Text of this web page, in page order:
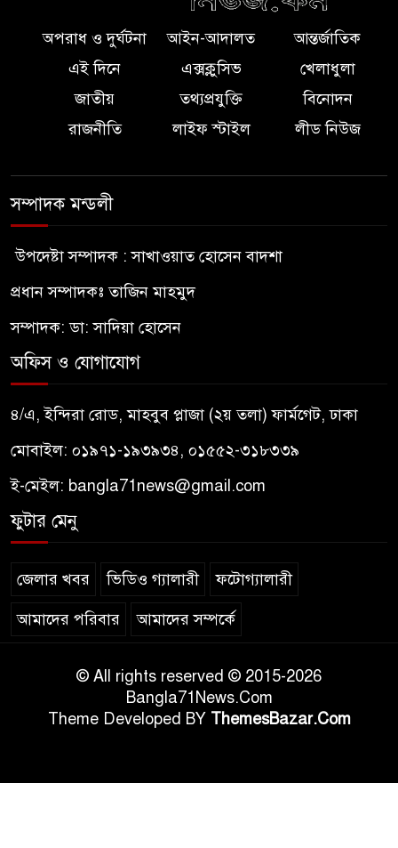
অপরাধ ও দুর্ঘটনা আইন-আদালত
আন্তর্জাতিক
এই দিনে
এক্সক্লুসিভ
খেলাধুলা
জাতীয়
তথ্যপ্রযুক্তি
বিনোদন
রাজনীতি
লাইফ স্টাইল লীড নিউজ
সম্পাদক মন্ডলী
উপদেষ্টা সম্পাদক : সাখাওয়াত হোসেন বাদশা
প্রধান সম্পাদকঃ তাজিন মাহমুদ
সম্পাদক: ডা: সাদিয়া হোসেন
অফিস ও যোগাযোগ
৪/এ, ইন্দিরা রোড, মাহবুব প্লাজা (২য় তলা) ফার্মগেট, ঢাকা
মোবাইল: ০১৯৭১-১৯৩৯৩৪, ০১৫৫২-৩১৮৩৩৯
ই-মেইল: bangla71news@gmail.com
ফুটার মেনু
জেলার খবর ভিডিও গ্যালারী ফটোগ্যালারী
আমাদের পরিবার আমাদের সম্পর্কে
© All rights reserved © 2015-2026
Bangla71News.Com
Theme Developed BY ThemesBazar.Com